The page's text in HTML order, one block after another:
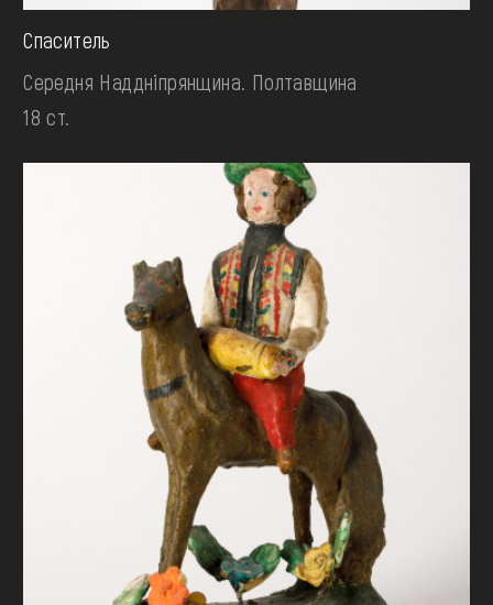
Спаситель
Середня Наддніпрянщина. Полтавщина
18 ст.